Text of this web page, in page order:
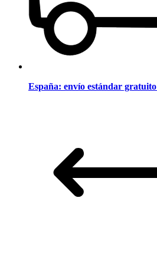
España: envío estándar gratuito